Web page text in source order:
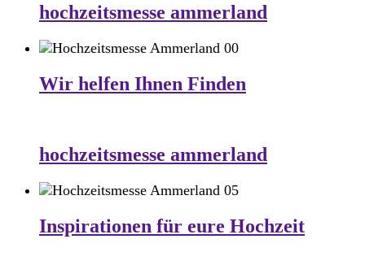
hochzeitsmesse ammerland
Wir helfen Ihnen Finden
hochzeitsmesse ammerland
Inspirationen für eure Hochzeit